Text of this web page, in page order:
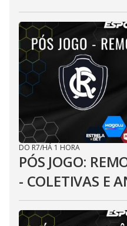
DO R7/HÁ 1 HORA
PÓS JOGO:
- COLETIVAS E